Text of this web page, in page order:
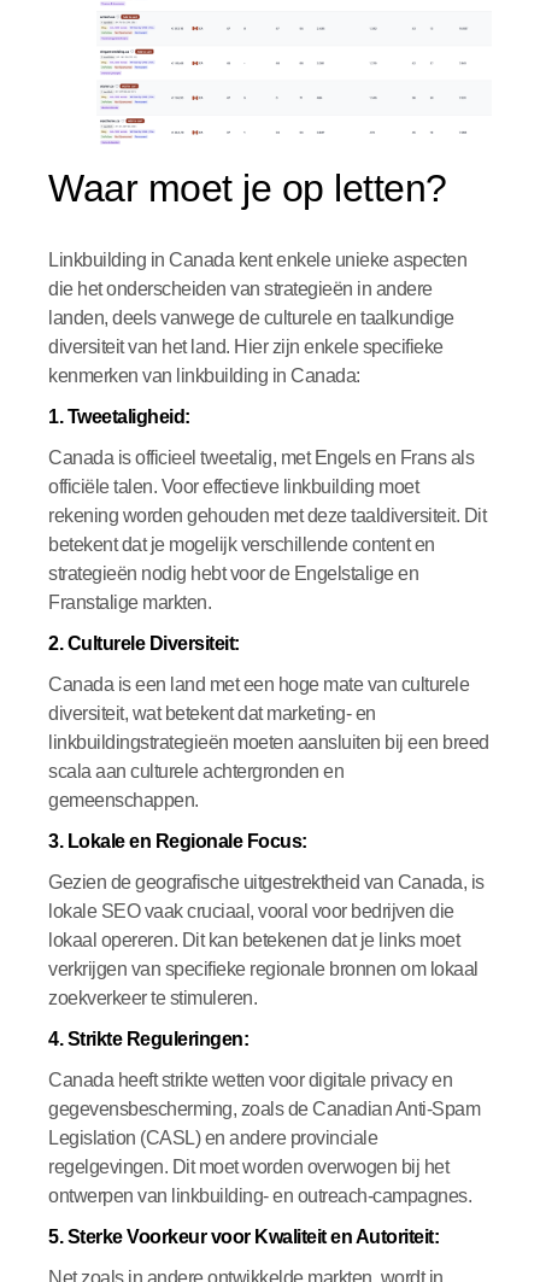
Waar moet je op letten?
Linkbuilding in Canada kent enkele unieke aspecten
die het onderscheiden van strategieën in andere
landen, deels vanwege de culturele en taalkundige
diversiteit van het land. Hier zijn enkele specifieke
kenmerken van linkbuilding in Canada:
1. Tweetaligheid:
Canada is officieel tweetalig, met Engels en Frans als
officiële talen. Voor effectieve linkbuilding moet
rekening worden gehouden met deze taaldiversiteit. Dit
betekent dat je mogelijk verschillende content en
strategieën nodig hebt voor de Engelstalige en
Franstalige markten.
2. Culturele Diversiteit:
Canada is een land met een hoge mate van culturele
diversiteit, wat betekent dat marketing- en
linkbuildingstrategieën moeten aansluiten bij een breed
scala aan culturele achtergronden en
gemeenschappen.
3. Lokale en Regionale Focus:
Gezien de geografische uitgestrektheid van Canada, is
lokale SEO vaak cruciaal, vooral voor bedrijven die
lokaal opereren. Dit kan betekenen dat je links moet
verkrijgen van specifieke regionale bronnen om lokaal
zoekverkeer te stimuleren.
4. Strikte Reguleringen:
Canada heeft strikte wetten voor digitale privacy en
gegevensbescherming, zoals de Canadian Anti-Spam
Legislation (CASL) en andere provinciale
regelgevingen. Dit moet worden overwogen bij het
ontwerpen van linkbuilding- en outreach-campagnes.
5. Sterke Voorkeur voor Kwaliteit en Autoriteit:
Net zoals in andere ontwikkelde markten, wordt in